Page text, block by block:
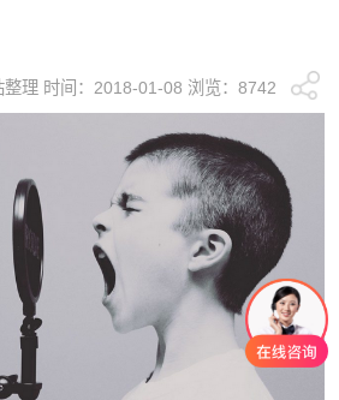
理 时间：2018-01-08 浏览：8742